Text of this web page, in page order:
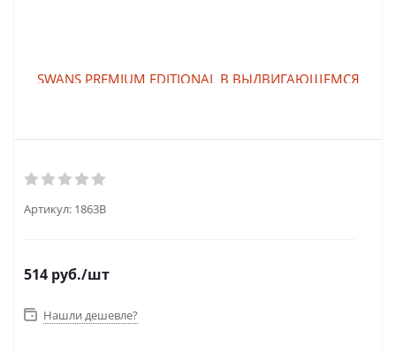
Артикул: 1863B
514 руб./шт
Нашли дешевле?